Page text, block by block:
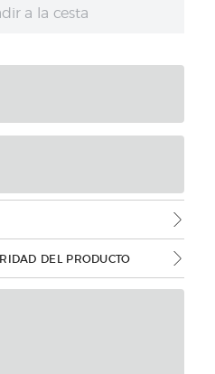
a la cesta
DEL PRODUCTO